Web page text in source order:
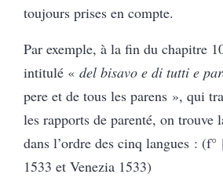
toujours prises en compte.
Par exemple, à la fin du chapitre
intitulé « del bisavo e di tutti e
pere et de tous les parens », qui
les rapports de parenté, on trouve
dans l’ordre des cinq langues :
1533 et Venezia 1533)